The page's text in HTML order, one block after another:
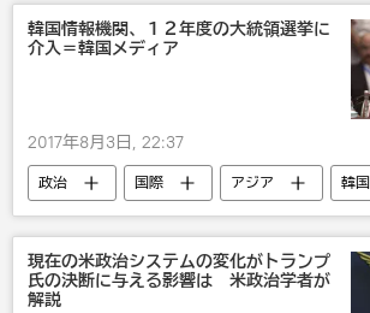
韓国情報機関、１２年度の大統領選挙に
介入＝韓国メディア
2017年8月3日, 22:37
政治 国際 アジア
韓国
朴槿恵
文在寅 スキャンダル
現在の米政治システムの変化がトランプ
氏の決断に与える影響は 米政治学者が
解説